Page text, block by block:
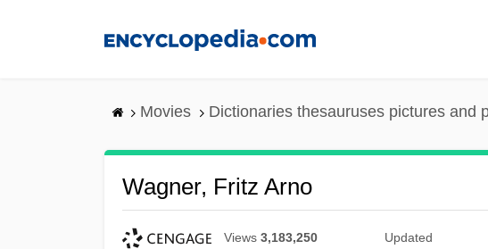
Movies Dictionaries thesauruses pictures and
Wagner, Fritz Arno
Views 3,183,250 Updated